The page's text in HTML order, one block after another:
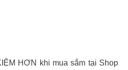
HƠN khi mua sắm tại Shop